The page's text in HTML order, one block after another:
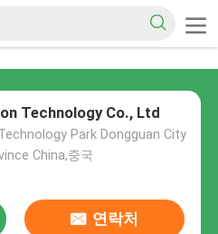
Technology Co., Ltd
Park Dongguan City
China,중국
연락처